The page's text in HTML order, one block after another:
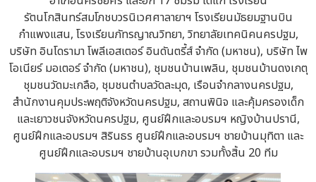
รัตนโกสินทร์สมโภชบวรนิเวศศาลายาฯ โรงเรียนมัธยมฐานบิน
กำแพงแสน, โรงเรียนภัทรญาณวิทยา, วิทยาลัยเทคนิคนครปฐม,
บริษัท อินโดรามา โพลีเอสเตอร์ อินดันตรี้ส์ จำกัด (มหาชน), บริษัท ไพ
โอเนียร์ มอเตอร์ จำกัด (มหาชน), ชุมชนบ้านเพลิน, ชุมชนบ้านดงเกตุ
ชุมชนวัดมะเกลือ, ชุมชนตำบลวัดละมุด, เรือนจำกลางนครปฐม,
สำนักงานคุมประพฤติจังหวัดนครปฐม, สถานพินิจ และคุ้มครองเด็ก
และเยาวชนจังหวัดนครปฐม, ศูนย์ฝึกและอบรมฯ หญิงบ้านปรานี,
ศูนย์ฝึกและอบรมฯ สิรินธร ศูนย์ฝึกและอบรมฯ ชายบ้านมุทิตา และ
ศูนย์ฝึกและอบรมฯ ชายบ้านอุเบกขา รวมทั้งสิ้น 20 ทีม